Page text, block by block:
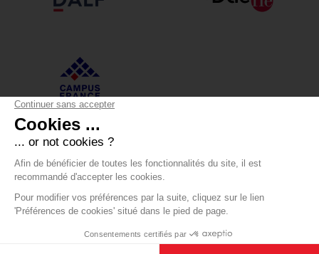
12 boulevard du Lycée - 74000 Annecy
Règlement intérieur-Formulaire de réclamation-